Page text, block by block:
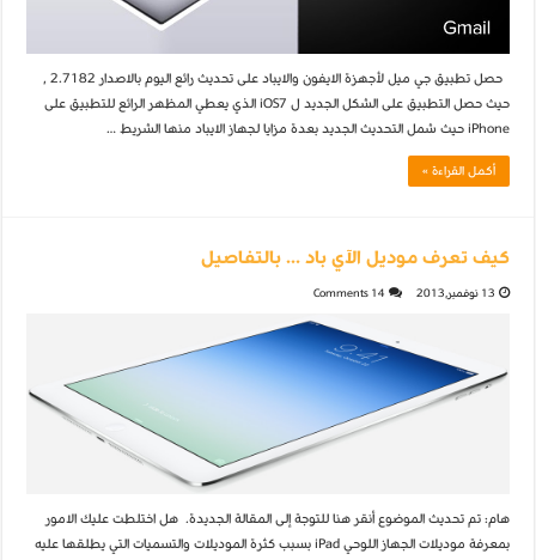
حصل تطبيق جي ميل لأجهزة الايفون والايباد على تحديث رائع اليوم بالاصدار 2.7182 ,
حيث حصل التطبيق على الشكل الجديد ل iOS7 الذي يعطي المظهر الرائع للتطبيق على
iPhone حيث شمل التحديث الجديد بعدة مزايا لجهاز الايباد منها الشريط …
أكمل القراءة »
كيف تعرف موديل الآي باد … بالتفاصيل
13 نوفمبر,2013 14 Comments
هام: تم تحديث الموضوع أنقر هنا للتوجة إلى المقالة الجديدة. هل اختلطت عليك الامور
بمعرفة موديلات الجهاز اللوحي iPad بسبب كثرة الموديلات والتسميات التي يطلقها عليه